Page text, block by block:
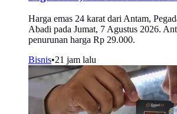
Harga emas 24 karat dari Antam,
Abadi pada Jumat, 7 Agustus 2026.
penurunan harga Rp 29.000.
Bisnis•21 jam lalu